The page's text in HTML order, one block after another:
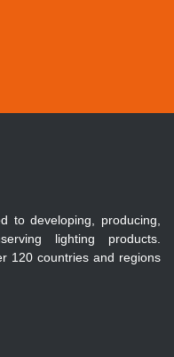
to developing, producing,
lighting products.
120 countries and regions